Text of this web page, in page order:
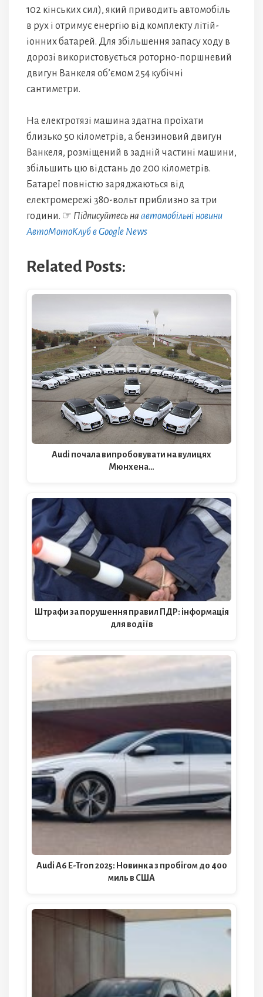
102 кінських сил), який приводить автомобіль
в рух і отримує енергію від комплекту літій-
іонних батарей. Для збільшення запасу ходу в
дорозі використовується роторно-поршневий
двигун Ванкеля об’ємом 254 кубічні
сантиметри.
На електротязі машина здатна проїхати
близько 50 кілометрів, а бензиновий двигун
Ванкеля, розміщений в задній частині машини,
збільшить цю відстань до 200 кілометрів.
Батареї повністю заряджаються від
електромережі 380-вольт приблизно за три
години. ☞ Підписуйтесь на автомобільні новини
АвтоМотоКлуб в Google News
Related Posts:
Audi почала випробовувати на вулицях
Мюнхена…
Штрафи за порушення правил ПДР: інформація
для водіїв
Audi A6 E-Tron 2025: Новинка з пробігом до 400
миль в США